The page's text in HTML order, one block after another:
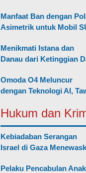
Manfaat Ban dengan
Asimetrik untuk Mobil
Menikmati Istana dan
Danau dari Ketinggian
Omoda O4 Meluncur
dengan Teknologi AI,
Hukum dan
Kebiadaban Serangan
Israel di Gaza
Pelaku Pencabulan